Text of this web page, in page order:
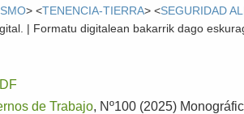
> <TENENCIA-TIERRA> <SEGURIDAD
| Formatu digitalean bakarrik dago
de Trabajo, Nº100 (2025)